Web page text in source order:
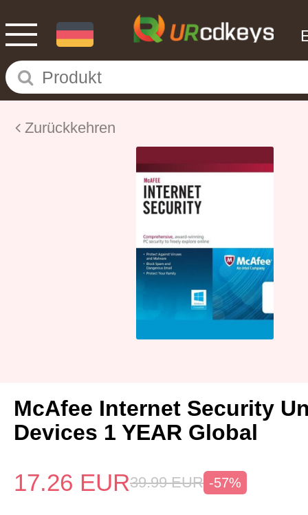
Zurückkehren
McAfee Internet Security
Devices 1 YEAR Global
17.26 EUR39.99 EUR -57%